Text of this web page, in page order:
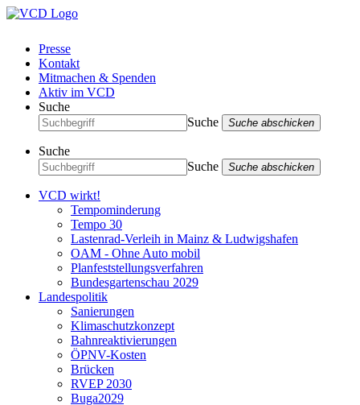
Presse
Kontakt
Mitmachen & Spenden
Aktiv im VCD
Suche
Suche
Suche abschicken
Suche
Suche
Suche abschicken
VCD wirkt!
Tempominderung
Tempo 30
Lastenrad-Verleih in Mainz & Ludwigshafen
OAM - Ohne Auto mobil
Planfeststellungsverfahren
Bundesgartenschau 2029
Landespolitik
Sanierungen
Klimaschutzkonzept
Bahnreaktivierungen
ÖPNV-Kosten
Brücken
RVEP 2030
Buga2029